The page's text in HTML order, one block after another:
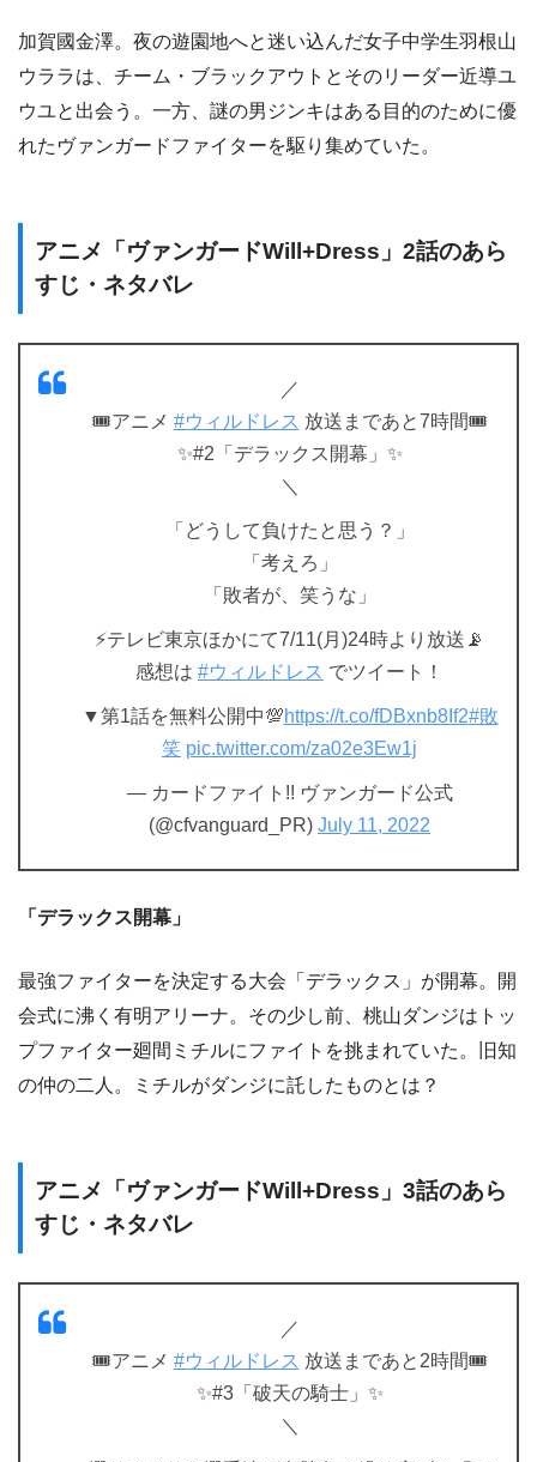
加賀國金澤。夜の遊園地へと迷い込んだ女子中学生羽根山
ウララは、チーム・ブラックアウトとそのリーダー近導ユ
ウユと出会う。一方、謎の男ジンキはある目的のために優
れたヴァンガードファイターを駆り集めていた。
アニメ「ヴァンガードWill+Dress」2話のあら
すじ・ネタバレ
／
🎟️アニメ #ウィルドレス 放送まであと7時間🎟️
✨#2「デラックス開幕」✨
＼
「どうして負けたと思う？」
「考えろ」
「敗者が、笑うな」
⚡️テレビ東京ほかにて7/11(月)24時より放送📡
感想は #ウィルドレス でツイート！
▼第1話を無料公開中💯https://t.co/fDBxnb8If2#敗
笑 pic.twitter.com/za02e3Ew1j
— カードファイト!! ヴァンガード公式
(@cfvanguard_PR) July 11, 2022
「デラックス開幕」
最強ファイターを決定する大会「デラックス」が開幕。開
会式に沸く有明アリーナ。その少し前、桃山ダンジはトッ
プファイター廻間ミチルにファイトを挑まれていた。旧知
の仲の二人。ミチルがダンジに託したものとは？
アニメ「ヴァンガードWill+Dress」3話のあら
すじ・ネタバレ
／
🎟️アニメ #ウィルドレス 放送まであと2時間🎟️
✨#3「破天の騎士」✨
＼